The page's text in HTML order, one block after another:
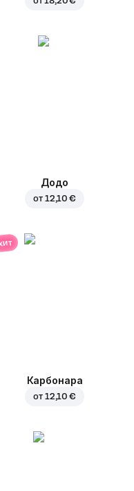
Додо
от 12,10 €
Карбонара
от 12,10 €